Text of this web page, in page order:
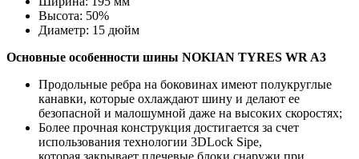
Высота: 50%
Диаметр: 15 дюйм
Основные особенности шины NOKIAN TYRES WR A3
Продольные ребра на боковинах имеют полукруглые
канавки, которые охлаждают шину и делают ее
безопасной и малошумной даже на высоких скоростях;
Более прочная конструкция достигается за счет
использования технологии 3DLock Sipe,
которая закрывает плечевые блоки снаружи при